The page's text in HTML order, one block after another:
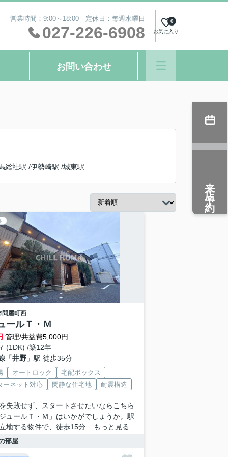
営業時間：9:00～18:00 定休日：毎週水曜日
027-226-6908 お気に入り
0
お問い合わせ
総社駅 /伊勢崎駅 /城東駅
問屋町西
ールＴ・Ｍ
管理/共益費5,000円
(1DK) /築12年
「井野」駅 徒歩35分
オートロック
宅配ボックス
ーネット対応
閑静な住宅地 耐震構造
失敗せず、スタートさせたいならこちら
ュールＴ・Ｍ」はいかがでしょうか。駅
地する物件で、徒歩15分...
もっと見る
部屋
来店予約